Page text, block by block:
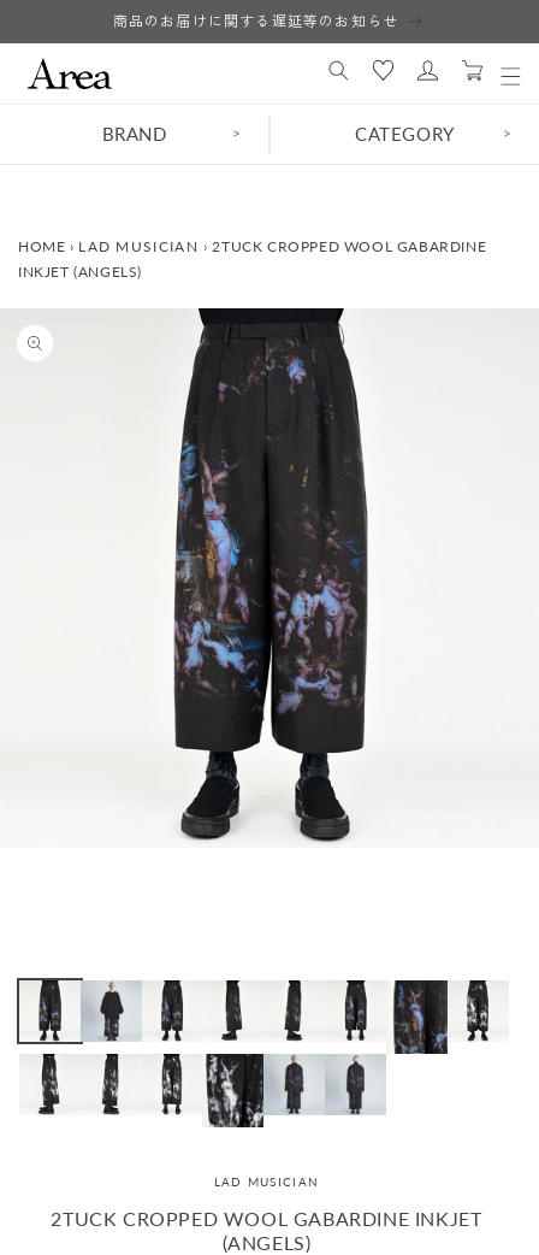
進む
商品のお届けに関する遅延等のお知らせ
ロ
イ
カ
ー
BRAND > CATEGORY >
HOME › LAD MUSICIAN › 2TUCK CROPPED WOOL GABARDINE
INKJET (ANGELS)
LAD MUSICIAN
2TUCK CROPPED WOOL GABARDINE INKJET
(ANGELS)